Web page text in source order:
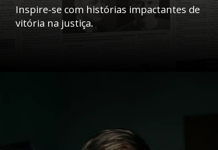
Inspire-se com histórias impactantes de
vitória na justiça.